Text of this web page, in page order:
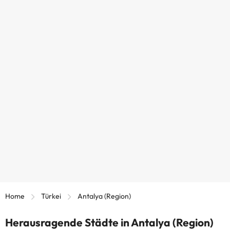
Home Türkei Antalya (Region)
Herausragende Städte in Antalya (Region)